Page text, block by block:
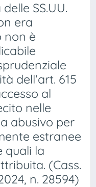
SS.UU.
era
non è
dell'art. 615
al
nelle
abusivo per
estranee
quali la
(Cass.
n. 28594)